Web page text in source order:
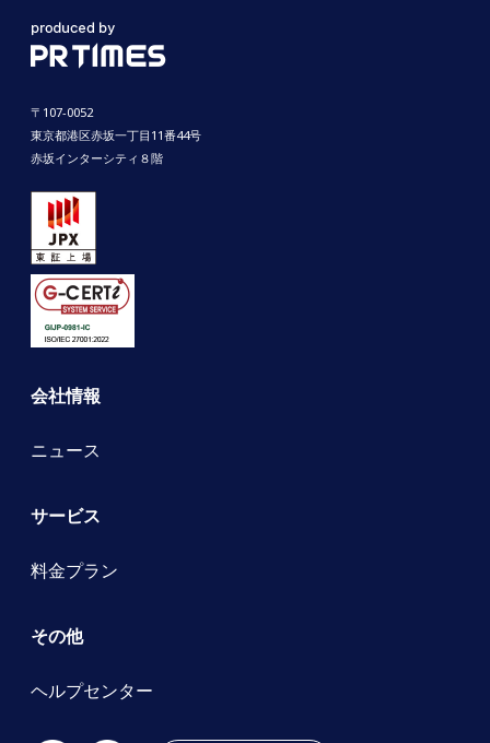
〒107-0052
東京都港区赤坂一丁目11番44号
赤坂インターシティ８階
会社情報
ニュース
サービス
料金プラン
その他
ヘルプセンター